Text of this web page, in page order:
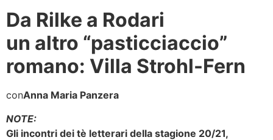
Da Rilke a Rodari
un altro “pasticciaccio”
romano: Villa Strohl-Fern
conAnna Maria Panzera
NOTE:
Gli incontri dei tè letterari della stagione 20/21,